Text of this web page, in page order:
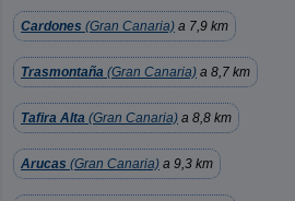
Cardones (Gran Canaria) a 7,9 km
Trasmontaña (Gran Canaria) a 8,7 km
Tafira Alta (Gran Canaria) a 8,8 km
Arucas (Gran Canaria) a 9,3 km